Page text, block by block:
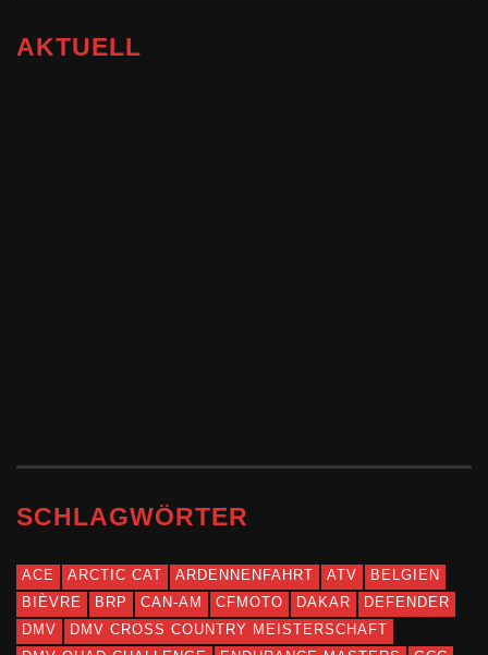
AKTUELL
SCHLAGWÖRTER
ACE ARCTIC CAT ARDENNENFAHRT ATV
BELGIEN
BIÈVRE
BRP CAN-AM CFMOTO DAKAR
DEFENDER
DMV
DMV CROSS COUNTRY MEISTERSCHAFT